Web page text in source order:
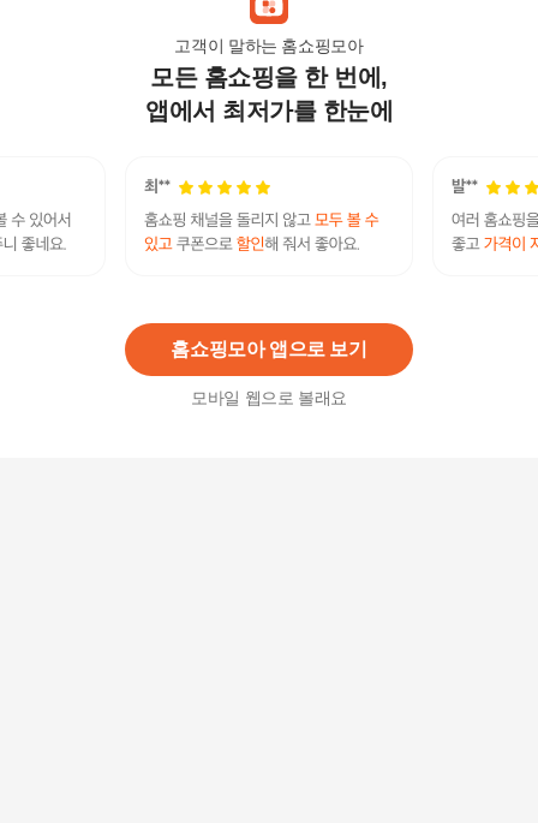
고객이 말하는 홈쇼핑모아
모든 홈쇼핑을 한 번에,
앱에서 최저가를 한눈에
홈쇼핑모아 앱으로 보기
모바일 웹으로 볼래요
[애슬릿] 배색 도트 레이스 여성 단추 봄 롱 원피스
66,000원
[안녕윤수야] 도트부스터 롱원피스